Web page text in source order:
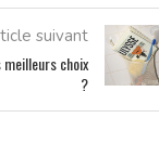
suivant
choix
?